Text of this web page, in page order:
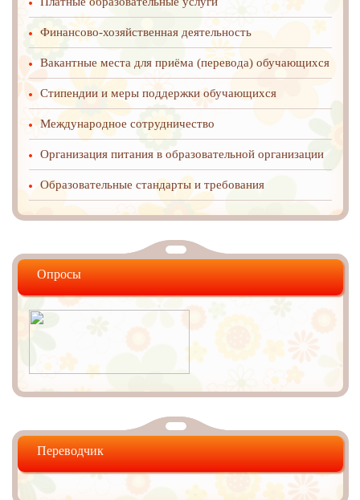
Финансово-хозяйственная деятельность
Вакантные места для приёма (перевода) обучающихся
Стипендии и меры поддержки обучающихся
Международное cотрудничество
Организация питания в образовательной организации
Образовательные стандарты и требования
Опросы
Переводчик